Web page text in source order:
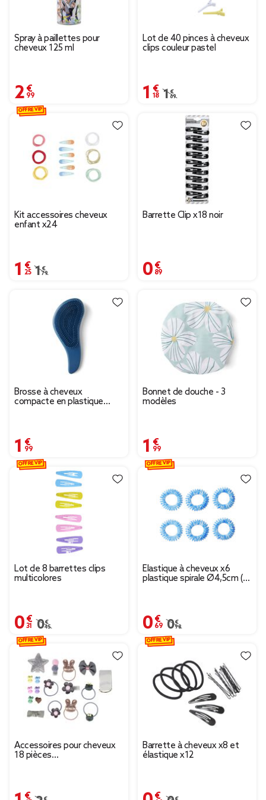
Spray à paillettes pour
cheveux 125 ml
2,99 €
Lot de 40 pinces à cheveux
clips couleur pastel
1,18 €
Prix remisé de 1,69 € à
1,69 €
Kit accessoires cheveux
enfant x24
1,25 €
Prix remisé de 1,79 € à 1,25 €
1,79 €
OFFRE VIP
Barrette Clip x18 noir
0,89 €
Brosse à cheveux
compacte en plastique
1,99 €
Bonnet de douche - 3
modèles
1,99 €
Lot de 8 barrettes clips
multicolores
0,31 €
Prix remisé de 0,45 € à 0,31 €
0,45 €
OFFRE VIP
Élastique à cheveux x6
plastique spirale Ø4,5cm (6
0,69 €
Prix remisé de 0,98 €
0,98 €
OFFRE VIP
Accessoires pour cheveux
18 pièces
1,47 €
OFFRE VIP
Barrette à cheveux x8 et
élastique x12
0,66 €
OFFRE VIP